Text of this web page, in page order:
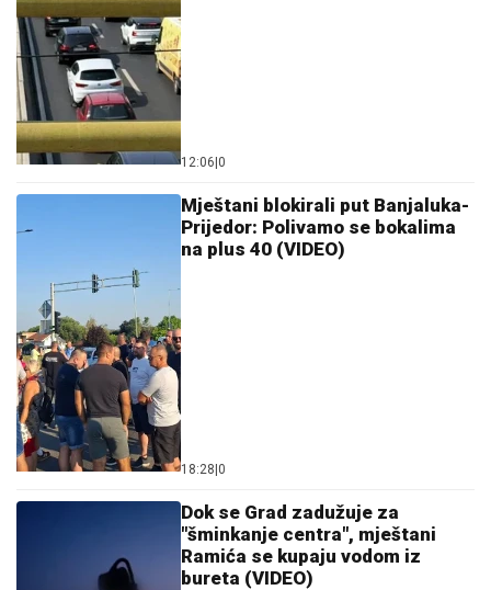
12:06|0
Mještani blokirali put Banjaluka-
Prijedor: Polivamo se bokalima
na plus 40 (VIDEO)
18:28|0
Dok se Grad zadužuje za
"šminkanje centra", mještani
Ramića se kupaju vodom iz
bureta (VIDEO)